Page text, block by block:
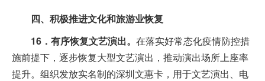
四、积极推进文化和旅游业恢复
16．有序恢复文艺演出。 在落实好常态化疫情防控措
施前提下，逐步恢复大型文艺演出，推动演出场所上座率
提升。组织发放实名制的深圳文惠卡，用于文艺演出、电